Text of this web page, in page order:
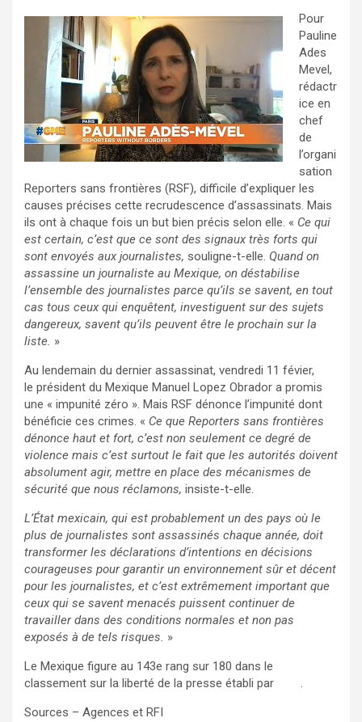
Pour
Pauline
Ades
Mevel,
rédactr
ice en
chef
de
l’organi
sation
Reporters sans frontières (RSF), difficile d’expliquer les
causes précises cette recrudescence d’assassinats. Mais
ils ont à chaque fois un but bien précis selon elle. « Ce qui
est certain, c’est que ce sont des signaux très forts qui
sont envoyés aux journalistes, souligne-t-elle. Quand on
assassine un journaliste au Mexique, on déstabilise
l’ensemble des journalistes parce qu’ils se savent, en tout
cas tous ceux qui enquêtent, investiguent sur des sujets
dangereux, savent qu’ils peuvent être le prochain sur la
liste. »
Au lendemain du dernier assassinat, vendredi 11 févier,
le président du Mexique Manuel Lopez Obrador a promis
une « impunité zéro ». Mais RSF dénonce l’impunité dont
bénéficie ces crimes. « Ce que Reporters sans frontières
dénonce haut et fort, c’est non seulement ce degré de
violence mais c’est surtout le fait que les autorités doivent
absolument agir, mettre en place des mécanismes de
sécurité que nous réclamons, insiste-t-elle.
L’État mexicain, qui est probablement un des pays où le
plus de journalistes sont assassinés chaque année, doit
transformer les déclarations d’intentions en décisions
courageuses pour garantir un environnement sûr et décent
pour les journalistes, et c’est extrêmement important que
ceux qui se savent menacés puissent continuer de
travailler dans des conditions normales et non pas
exposés à de tels risques. »
Le Mexique figure au 143e rang sur 180 dans le
classement sur la liberté de la presse établi par
.
Sources – Agences et RFI